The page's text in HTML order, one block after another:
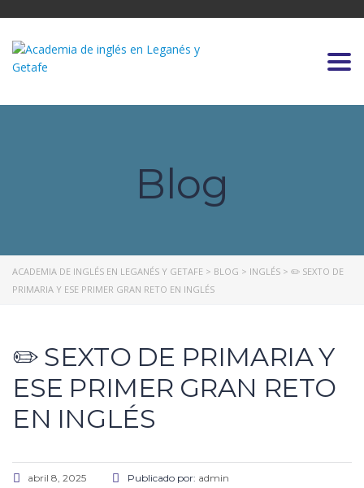
Blog
ACADEMIA DE INGLÉS EN LEGANÉS Y GETAFE > BLOG > INGLÉS > ✏️ SEXTO DE
PRIMARIA Y ESE PRIMER GRAN RETO EN INGLÉS
✏️ SEXTO DE PRIMARIA Y
ESE PRIMER GRAN RETO
EN INGLÉS
abril 8, 2025 Publicado por: admin